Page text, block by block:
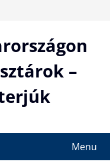
–
Menu